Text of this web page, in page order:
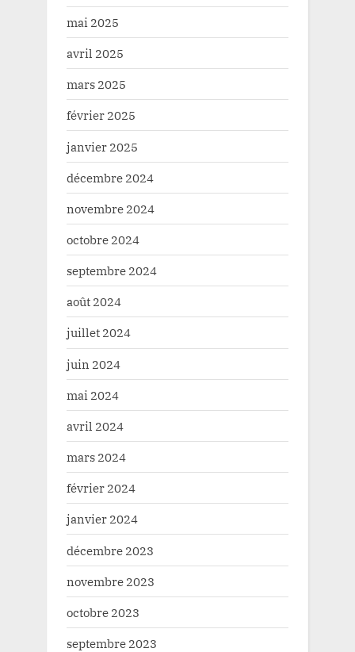
mai 2025
avril 2025
mars 2025
février 2025
janvier 2025
décembre 2024
novembre 2024
octobre 2024
septembre 2024
août 2024
juillet 2024
juin 2024
mai 2024
avril 2024
mars 2024
février 2024
janvier 2024
décembre 2023
novembre 2023
octobre 2023
septembre 2023